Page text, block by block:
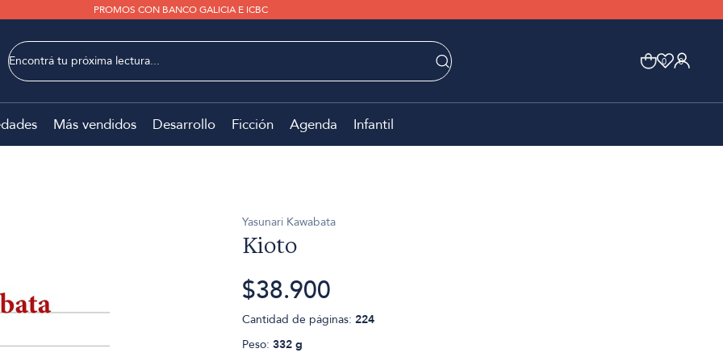
PROMOS CON BANCO GALICIA E ICBC
0 0
Más vendidos Desarrollo Ficción Agenda Infantil
Yasunari Kawabata
Kioto
$38.900
Cantidad de páginas: 224
Peso: 332 g